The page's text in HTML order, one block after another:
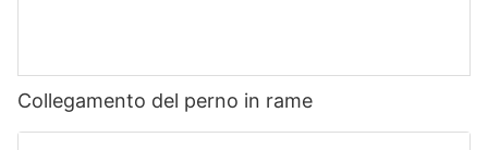
Collegamento del perno in rame